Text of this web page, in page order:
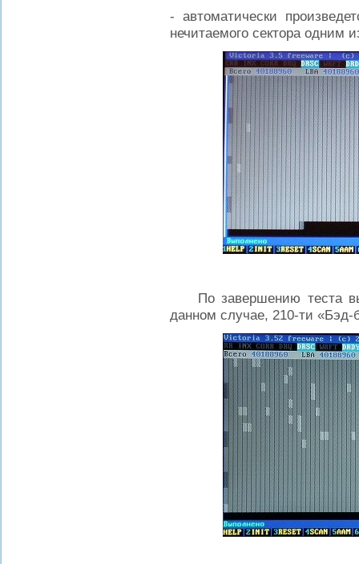
- автоматически
нечитаемого сектора одним
По завершению теста
данном случае, 210-ти «Бэд-